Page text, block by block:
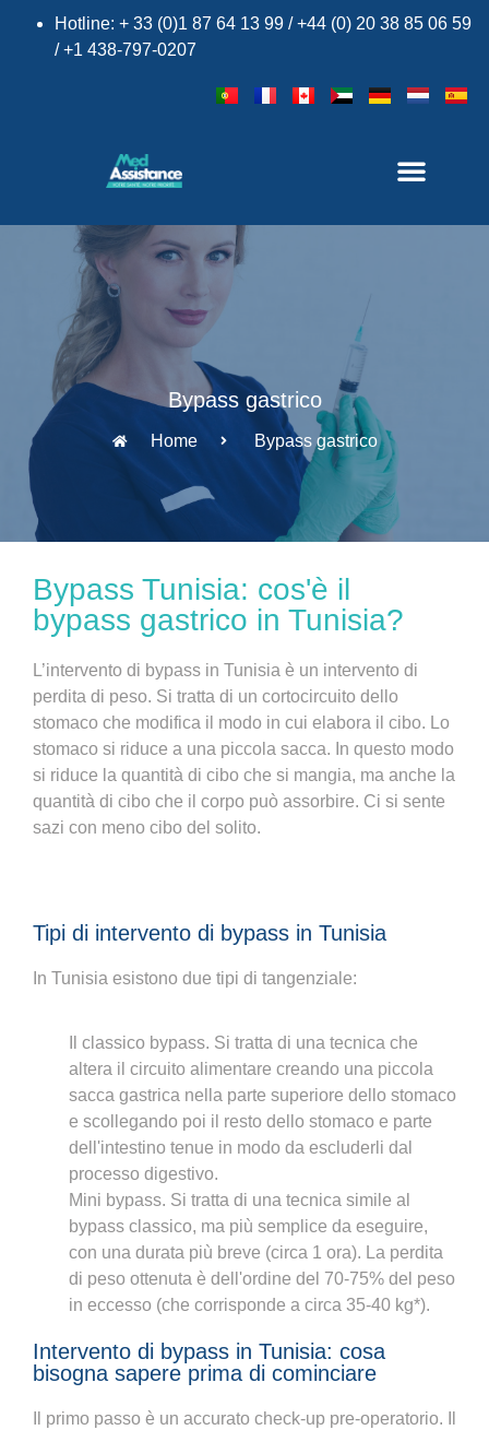
Hotline: + 33 (0)1 87 64 13 99 / +44 (0) 20 38 85 06 59
/ +1 438-797-0207
Bypass gastrico
Home Bypass gastrico
Bypass Tunisia: cos'è il
bypass gastrico in Tunisia?
L’intervento di bypass in Tunisia è un intervento di
perdita di peso. Si tratta di un cortocircuito dello
stomaco che modifica il modo in cui elabora il cibo. Lo
stomaco si riduce a una piccola sacca. In questo modo
si riduce la quantità di cibo che si mangia, ma anche la
quantità di cibo che il corpo può assorbire. Ci si sente
sazi con meno cibo del solito.
Tipi di intervento di bypass in Tunisia
In Tunisia esistono due tipi di tangenziale:
Il classico bypass. Si tratta di una tecnica che
altera il circuito alimentare creando una piccola
sacca gastrica nella parte superiore dello stomaco
e scollegando poi il resto dello stomaco e parte
dell'intestino tenue in modo da escluderli dal
processo digestivo.
Mini bypass. Si tratta di una tecnica simile al
bypass classico, ma più semplice da eseguire,
con una durata più breve (circa 1 ora). La perdita
di peso ottenuta è dell'ordine del 70-75% del peso
in eccesso (che corrisponde a circa 35-40 kg*).
Intervento di bypass in Tunisia: cosa
bisogna sapere prima di cominciare
Il primo passo è un accurato check-up pre-operatorio. Il